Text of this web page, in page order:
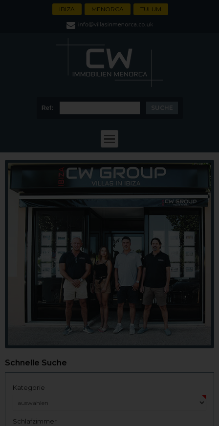
IBIZA MENORCA TULUM
Ref:
Schnelle Suche
Kategorie
Schlafzimmer